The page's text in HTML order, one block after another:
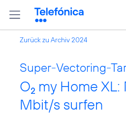
Zurück zu Archiv 2024
Super-Vectoring-
O2 my Home
Mbit/s surfen